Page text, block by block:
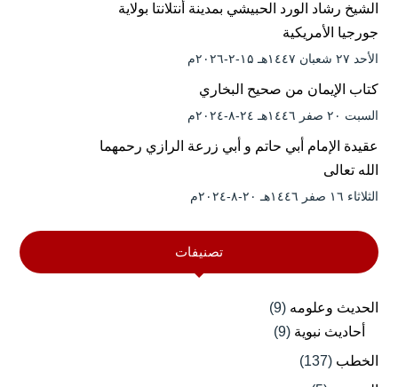
الشيخ رشاد الورد الحبيشي بمدينة أنتلانتا بولاية
جورجيا الأمريكية
الأحد ۲۷ شعبان ۱٤٤۷هـ ۱۵-۲-۲۰۲٦م
كتاب الإيمان من صحيح البخاري
السبت ۲۰ صفر ۱٤٤٦هـ ۲٤-۸-۲۰۲٤م
عقيدة الإمام أبي حاتم و أبي زرعة الرازي رحمهما
الله تعالى
الثلاثاء ۱٦ صفر ۱٤٤٦هـ ۲۰-۸-۲۰۲٤م
تصنيفات
الحديث وعلومه (9)
أحاديث نبوية (9)
الخطب (137)